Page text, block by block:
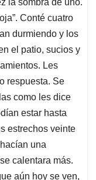
Conté cuatro
durmiendo y los
el patio, sucios y
Les
respuesta. Se
como les dice
estar hasta
estrechos veinte
una
calentara más.
aún hoy se ven,